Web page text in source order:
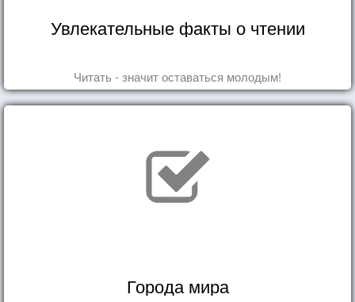
Увлекательные факты о чтении
Читать - значит оставаться молодым!
Города мира